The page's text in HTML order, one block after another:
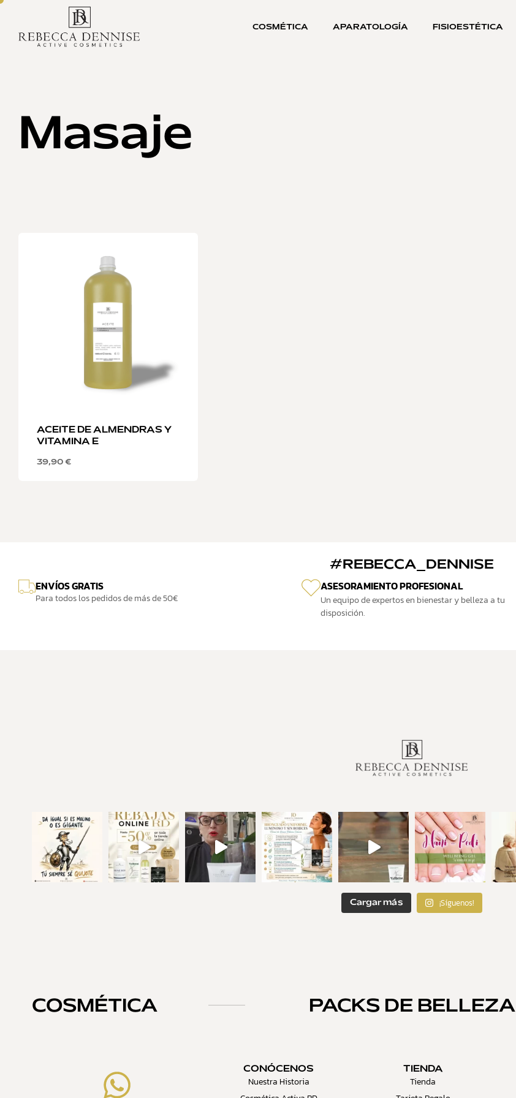
COSMÉTICA APARATOLOGÍA FISIOESTÉTICA
Masaje
ACEITE DE ALMENDRAS Y
VITAMINA E
39,90 €
#REBECCA_DENNISE
ENVÍOS GRATIS
Para todos los pedidos de más de 50€
ASESORAMIENTO PROFESIONAL
Un equipo de expertos en bienestar y belleza a tu
disposición.
Cargar más ¡Síguenos!
COSMÉTICA PACKS DE BELLEZA
CONÓCENOS
Nuestra Historia
TIENDA
Tienda